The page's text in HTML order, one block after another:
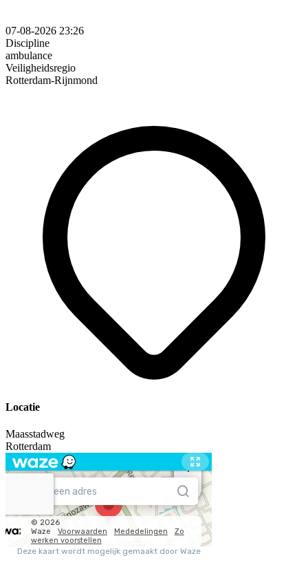
07-08-2026 23:26
Discipline
ambulance
Veiligheidsregio
Rotterdam-Rijnmond
Locatie
Maasstadweg
Rotterdam